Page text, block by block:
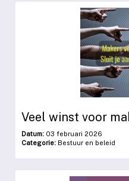
Veel winst voor
Datum: 03 februari 2026
Categorie: Bestuur en beleid